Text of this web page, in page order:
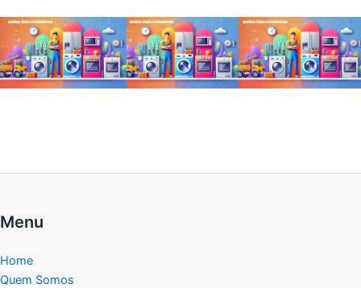
Menu
Home
Quem Somos